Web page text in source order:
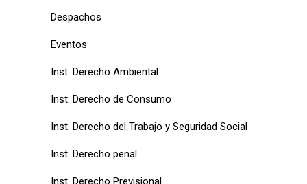
Despachos
Eventos
Inst. Derecho Ambiental
Inst. Derecho de Consumo
Inst. Derecho del Trabajo y Seguridad Social
Inst. Derecho penal
Inst. Derecho Previsional